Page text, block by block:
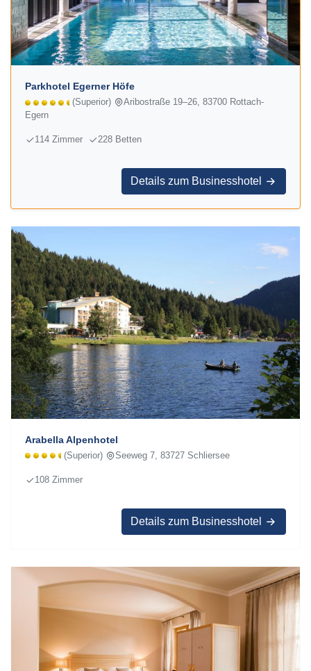
Parkhotel Egerner Höfe
(Superior)
Aribostraße 19–26, 83700 Rottach-
Egern
114 Zimmer 228 Betten
Details zum Businesshotel
Arabella Alpenhotel
(Superior) Seeweg 7, 83727 Schliersee
108 Zimmer
Details zum Businesshotel